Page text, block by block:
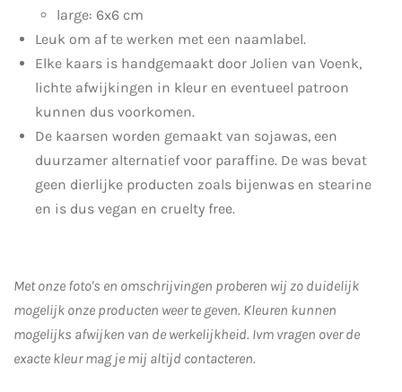
large: 6x6 cm
Leuk om af te werken met een naamlabel.
Elke kaars is handgemaakt door Jolien van Voenk,
lichte afwijkingen in kleur en eventueel patroon
kunnen dus voorkomen.
De kaarsen worden gemaakt van sojawas, een
duurzamer alternatief voor paraffine. De was bevat
geen dierlijke producten zoals bijenwas en stearine
en is dus vegan en cruelty free.
Met onze foto's en omschrijvingen proberen wij zo duidelijk
mogelijk onze producten weer te geven. Kleuren kunnen
mogelijks afwijken van de werkelijkheid. Ivm vragen over de
exacte kleur mag je mij altijd contacteren.